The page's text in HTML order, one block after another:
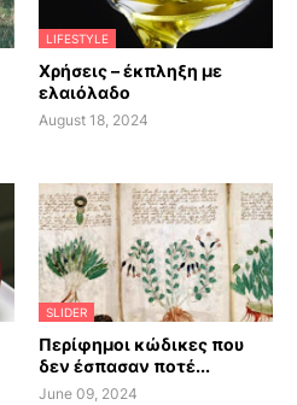
LIFESTYLE
Χρήσεις – έκπληξη με
ελαιόλαδο
August 18, 2024
SLIDER
Περίφημοι κώδικες που
δεν έσπασαν ποτέ...
June 09, 2024